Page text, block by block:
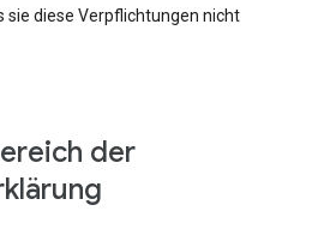
sie diese Verpflichtungen nicht
der